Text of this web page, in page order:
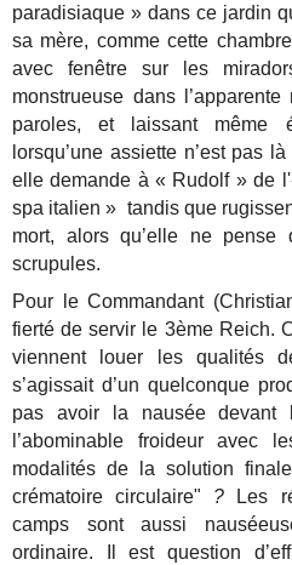
paradisiaque » dans ce jardin
sa mère, comme cette
avec fenêtre sur les
monstrueuse dans
paroles, et laissant même
lorsqu’une assiette n’est pas
elle demande à « Rudolf » de
spa italien » tandis que
mort, alors qu’elle ne
scrupules.
Pour le Commandant
fierté de servir le 3ème Reich.
viennent louer les qualités
s’agissait d’un quelconque
pas avoir la nausée devant
l’abominable froideur avec
modalités de la solution
crématoire circulaire" ? Les
camps sont aussi
ordinaire. Il est question